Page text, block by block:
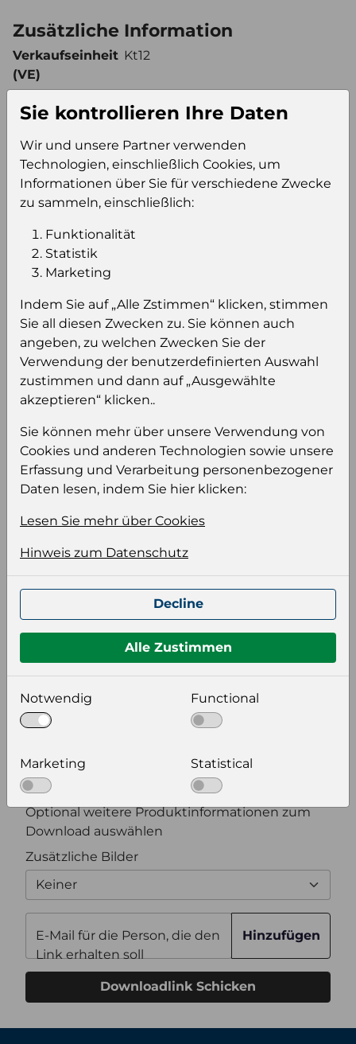
Zusätzliche Information
Verkaufseinheit
(VE)
Kt12
pro Palette
Konsumeinheit
Brik
Stückzahl pro
Palette
624
Einloggen um den Preis zu
sehen und/oder dieses Produkt zu kaufen.
Einloggen Anmeldung für B2B Konto
Produktinformation
Wählen Sie eine Sprache und ein Format für
Sprache
Keiner
Bildeinstellungen
wählen Sie eine Auflösung für Ihr Bild aus
Bildauflösung
Zusätzliche Produktinformationen
Optional weitere Produktinformationen zum
Download auswählen
Zusätzliche Bilder
Keiner
E-Mail für die Person, die den
Link erhalten soll
Hinzufügen
Downloadlink Schicken
Sie kontrollieren Ihre Daten
Wir und unsere Partner verwenden
Technologien, einschließlich Cookies, um
Informationen über Sie für verschiedene Zwecke
zu sammeln, einschließlich:
Funktionalität
Statistik
Marketing
Indem Sie auf „Alle Zstimmen“ klicken, stimmen
Sie all diesen Zwecken zu. Sie können auch
angeben, zu welchen Zwecken Sie der
Verwendung der benutzerdefinierten Auswahl
zustimmen und dann auf „Ausgewählte
akzeptieren“ klicken..
Sie können mehr über unsere Verwendung von
Cookies und anderen Technologien sowie unsere
Erfassung und Verarbeitung personenbezogener
Daten lesen, indem Sie hier klicken:
Lesen Sie mehr über Cookies
Hinweis zum Datenschutz
Decline
Alle Zustimmen
Notwendig Functional
Marketing Statistical